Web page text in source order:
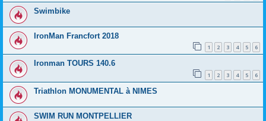
Swimbike
IronMan Francfort 2018
1 2 3 4 5 6
Ironman TOURS 140.6
1 2 3 4 5 6
Triathlon MONUMENTAL à NIMES
SWIM RUN MONTPELLIER